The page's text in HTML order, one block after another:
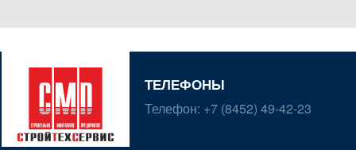
ТЕЛЕФОНЫ
Телефон: +7 (8452) 49-42-23